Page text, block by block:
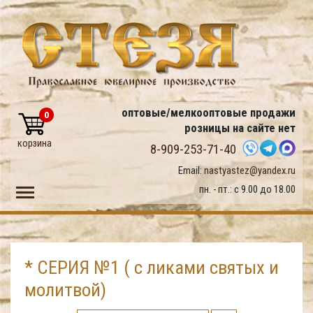
оптовые/мелкооптовые продажи
розницы на сайте нет
8-909-253-71-40
Email: nastyastez@yandex.ru
пн. - пт.: с 9.00 до 18.00
0
корзина
Toggle main menu visibility
* СЕРИЯ №1 ( с ликами святых и
молитвой)